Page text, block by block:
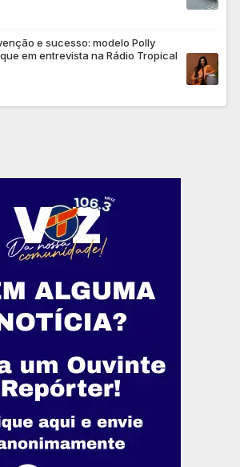
e sucesso: modelo Polly
em entrevista na Rádio Tropical